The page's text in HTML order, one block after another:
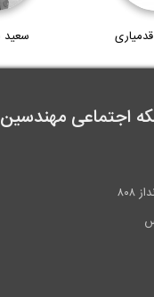
اجتماعی مهندسین 808